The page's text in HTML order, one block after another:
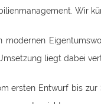
Wir
liegt dabei
ersten Entwurf bis